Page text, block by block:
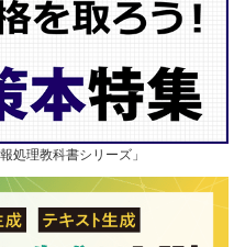
処理教科書シリーズ」